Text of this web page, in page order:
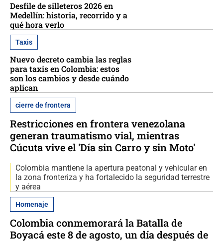
Desfile de silleteros 2026 en
Medellín: historia, recorrido y a
qué hora verlo
Taxis
Nuevo decreto cambia las reglas
para taxis en Colombia: estos
son los cambios y desde cuándo
aplican
cierre de frontera
Restricciones en frontera venezolana
generan traumatismo vial, mientras
Cúcuta vive el 'Día sin Carro y sin Moto'
Colombia mantiene la apertura peatonal y vehicular en
la zona fronteriza y ha fortalecido la seguridad terrestre
y aérea
Homenaje
Colombia conmemorará la Batalla de
Boyacá este 8 de agosto, un día después de